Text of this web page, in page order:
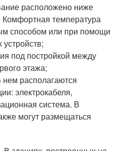
расположено ниже
Комфортная температура
способом или при помощи
под постройкой между
этажа;
нем располагаются
электрокабеля,
система. В
могут размещаться